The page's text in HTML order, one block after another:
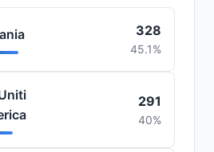
328
45.1%
291
40%